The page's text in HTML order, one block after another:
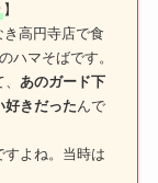
】
高円寺店で食
ハマそばです。
あのガード下
好きだった んで
よね。当時は